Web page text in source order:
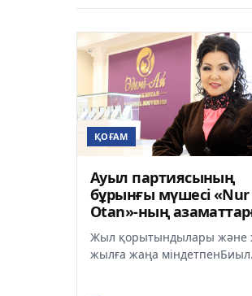
ҚОҒАМ
Ауыл партиясының
бұрынғы мүшесі «Nur
Otan»-ның
екеніне сенімді
Жыл қорытындылары және
жылға жаңа міндетпенБиыл